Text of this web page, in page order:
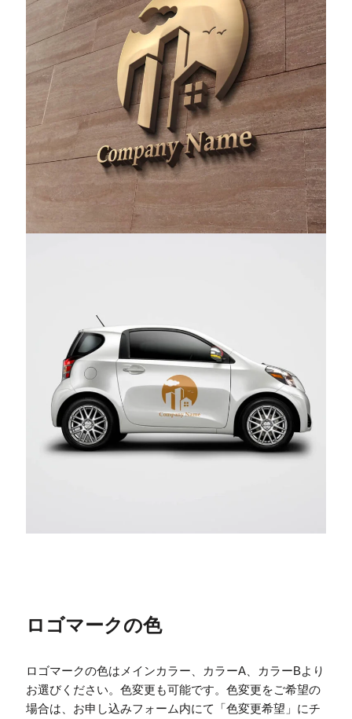
ロゴマークの色
ロゴマークの色はメインカラー、カラーA、カラーBより
お選びください。色変更も可能です。色変更をご希望の
場合は、お申し込みフォーム内にて「色変更希望」にチ